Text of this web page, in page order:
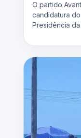
O partido
candidatura
Presidência